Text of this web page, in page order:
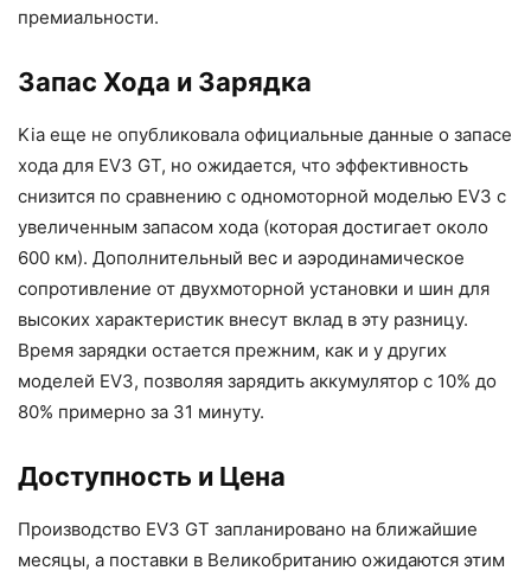
премиальности.
Запас Хода и Зарядка
Kia еще не опубликовала официальные данные о запасе
хода для EV3 GT, но ожидается, что эффективность
снизится по сравнению с одномоторной моделью EV3 с
увеличенным запасом хода (которая достигает около
600 км). Дополнительный вес и аэродинамическое
сопротивление от двухмоторной установки и шин для
высоких характеристик внесут вклад в эту разницу.
Время зарядки остается прежним, как и у других
моделей EV3, позволяя зарядить аккумулятор с 10% до
80% примерно за 31 минуту.
Доступность и Цена
Производство EV3 GT запланировано на ближайшие
месяцы, а поставки в Великобританию ожидаются этим